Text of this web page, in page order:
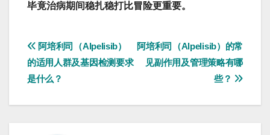
毕竟治病期间稳扎稳打比冒险更重要。
文
章
导
阿培利司（Alpelisib）的常
见副作用及管理策略有哪
些？
阿培利司（Alpelisib）
的适用人群及基因检测要求
是什么？